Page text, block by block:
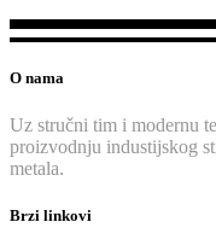
O nama
Uz stručni tim i modernu
proizvodnju industijskog
metala.
Brzi linkovi